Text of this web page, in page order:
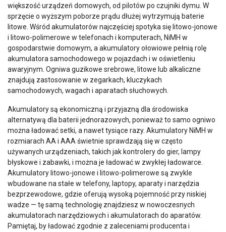
większość urządzeń domowych, od pilotów po czujniki dymu. W
sprzęcie o wyższym poborze prądu dłużej wytrzymują baterie
litowe. Wśród akumulatorów najczęściej spotyka się litowo-jonowe
i litowo-polimerowe w telefonach i komputerach, NiMH w
gospodarstwie domowym, a akumulatory ołowiowe pełnią rolę
akumulatora samochodowego w pojazdach i w oświetleniu
awaryjnym. Ogniwa guzikowe srebrowe, litowe lub alkaliczne
znajdują zastosowanie w zegarkach, kluczykach
samochodowych, wagach i aparatach słuchowych.
Akumulatory są ekonomiczną i przyjazną dla środowiska
alternatywą dla baterii jednorazowych, ponieważ to samo ogniwo
można ładować setki, a nawet tysiące razy. Akumulatory NiMH w
rozmiarach AA i AAA świetnie sprawdzają się w często
używanych urządzeniach, takich jak kontrolery do gier, lampy
błyskowe i zabawki, i można je ładować w zwykłej ładowarce.
Akumulatory litowo-jonowe i litowo-polimerowe są zwykle
wbudowane na stałe w telefony, laptopy, aparaty i narzędzia
bezprzewodowe, gdzie oferują wysoką pojemność przy niskiej
wadze — tę samą technologię znajdziesz w nowoczesnych
akumulatorach narzędziowych i akumulatorach do aparatów.
Pamiętaj, by ładować zgodnie z zaleceniami producenta i